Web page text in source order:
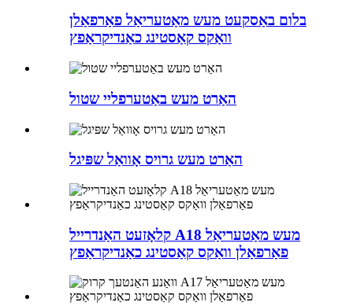
בלום באַסקעט מעש מאַטעריאַל פאַרפאַלן
וואַקס קאַסטינג כאַנדיקראַפץ
האַרט מעש באַטערפליי שטול
האַרט מעש גרויס אָוואַל שפּיגל
קלאָזעט האַנדרייל A18 מעש מאַטעריאַל
פאַרפאַלן וואַקס קאַסטינג כאַנדיקראַפץ